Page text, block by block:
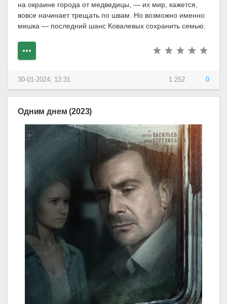
на окраине города от медведицы, — их мир, кажется,
вовсе начинает трещать по швам. Но возможно именно
мишка — последний шанс Ковалевых сохранить семью.
1 252 0
30-01-2024, 12:31
Одним днем (2023)